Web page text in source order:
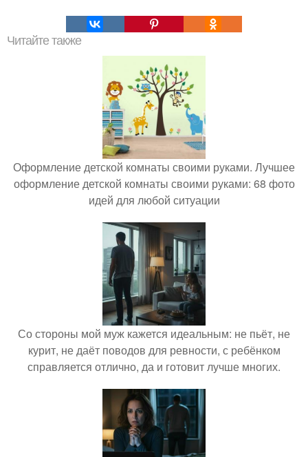
Читайте также
Оформление детской комнаты своими руками. Лучшее
оформление детской комнаты своими руками: 68 фото
идей для любой ситуации
Со стороны мой муж кажется идеальным: не пьёт, не
курит, не даёт поводов для ревности, с ребёнком
справляется отлично, да и готовит лучше многих.